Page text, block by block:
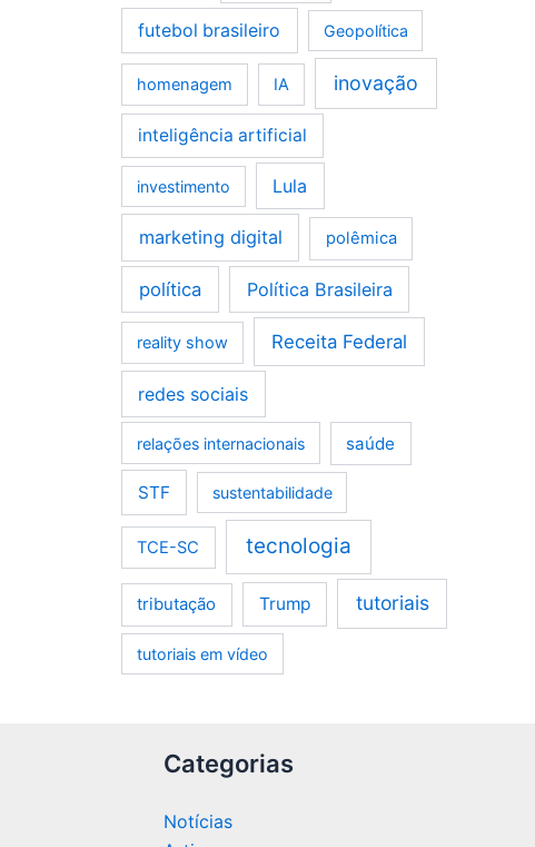
futebol brasileiro Geopolítica
homenagem IA inovação
inteligência artificial
investimento Lula
marketing digital polêmica
política Política Brasileira
reality show Receita Federal
redes sociais
relações internacionais saúde
STF sustentabilidade
TCE-SC tecnologia
tributação Trump tutoriais
tutoriais em vídeo
Categorias
Notícias